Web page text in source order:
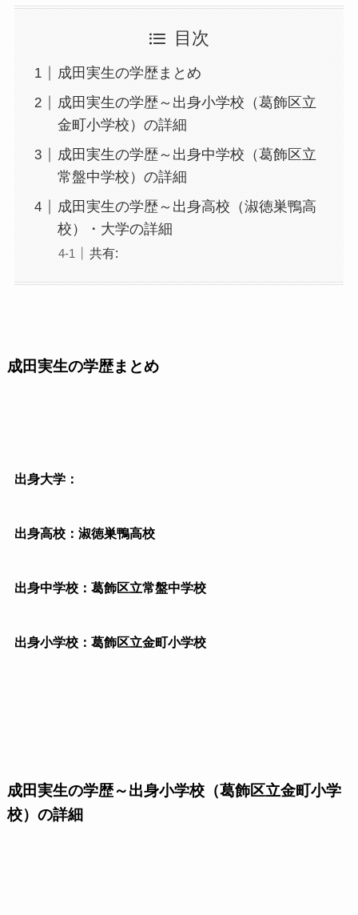
目次
成田実生の学歴まとめ
成田実生の学歴～出身小学校（葛飾区立
金町小学校）の詳細
成田実生の学歴～出身中学校（葛飾区立
常盤中学校）の詳細
成田実生の学歴～出身高校（淑徳巣鴨高
校）・大学の詳細
共有:
成田実生の学歴まとめ
出身大学：
出身高校：淑徳巣鴨高校
出身中学校：葛飾区立常盤中学校
出身小学校：葛飾区立金町小学校
成田実生の学歴～出身小学校（葛飾区立金町小学
校）の詳細